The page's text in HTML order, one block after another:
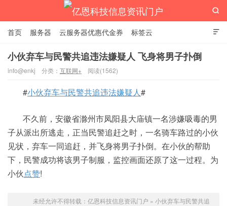

首页 服务器 云服务器优惠代金券 标签云

小伙弃车与民警共追违法嫌疑人 飞身将男子扑倒
info@enkj 分类： 互联网+ 阅读(1562)
#小伙弃车与民警共追违法嫌疑人#
不久前，安徽省滁州市凤阳县大庙镇一名涉嫌吸毒的男
子从派出所逃走，正当民警追赶之时，一名骑车路过的小伙
见状，弃车一同追赶，并飞身将男子扑倒。在小伙的帮助
下，民警成功将该男子制服，监控画面还原了这一过程。为
小伙点赞!
未经允许不得转载： 亿恩科技信息资讯门户 » 小伙弃车与民警共追